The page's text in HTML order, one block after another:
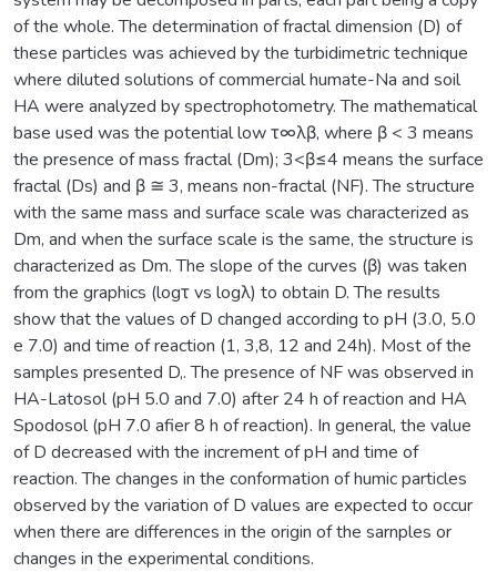
of the whole. The determination of fractal dimension (D) of
these particles was achieved by the turbidimetric technique
where diluted solutions of commercial humate-Na and soil
HA were analyzed by spectrophotometry. The mathematical
base used was the potential low τ∞λβ, where β < 3 means
the presence of mass fractal (Dm); 3<β≤4 means the surface
fractal (Ds) and β ≅ 3, means non-fractal (NF). The structure
with the same mass and surface scale was characterized as
Dm, and when the surface scale is the same, the structure is
characterized as Dm. The slope of the curves (β) was taken
from the graphics (logτ vs logλ) to obtain D. The results
show that the values of D changed according to pH (3.0, 5.0
e 7.0) and time of reaction (1, 3,8, 12 and 24h). Most of the
samples presented D,. The presence of NF was observed in
HA-Latosol (pH 5.0 and 7.0) after 24 h of reaction and HA
Spodosol (pH 7.0 afier 8 h of reaction). In general, the value
of D decreased with the increment of pH and time of
reaction. The changes in the conformation of humic particles
observed by the variation of D values are expected to occur
when there are differences in the origin of the sarnples or
changes in the experimental conditions.